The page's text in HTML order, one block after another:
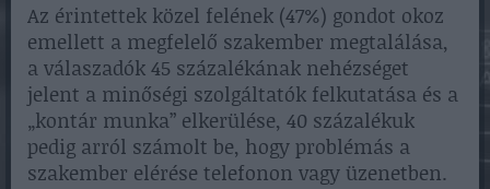
Az érintettek közel felének (47%) gondot okoz
emellett a megfelelő szakember megtalálása,
a válaszadók 45 százalékának nehézséget
jelent a minőségi szolgáltatók felkutatása és a
„kontár munka” elkerülése, 40 százalékuk
pedig arról számolt be, hogy problémás a
szakember elérése telefonon vagy üzenetben.